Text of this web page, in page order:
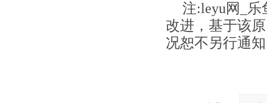
注:leyu网_
改进，基于该
况恕不另行通